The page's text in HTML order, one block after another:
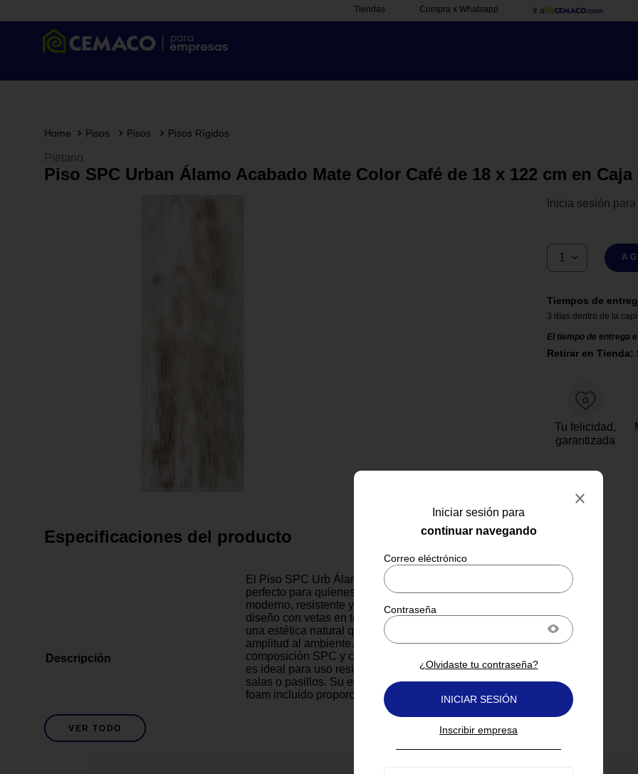
Tiendas Compra x Whatsapp Ir a
Iniciar sesión para
continuar navegando
¿Olvidaste tu contraseña?
INICIAR SESIÓN
Inscribir empresa
Pisos Pisos Pisos Rígidos
Pietano
Piso SPC Urban Álamo Acabado Mate Color Café de 18 x 122 cm en Caja
Inicia sesión
1
Tiempos de
3 días dentro de la
El tiempo de entrega
Retirar en Tienda:
Tu felicidad,
garantizada
Especificaciones del producto
Descripción
El Piso SPC Urb Álamo de 18 x 122 cm es
perfecto para quienes buscan un acabado
moderno, resistente y fácil de mantener. Su
diseño con vetas en tono álamo claro ofrece
una estética natural que aporta luminosidad y
amplitud al ambiente. Gracias a su
composición SPC y capa de uso de 0.3 mm,
es ideal para uso residencial en habitaciones,
salas o pasillos. Su espesor de 6.5 mm con
foam incluido proporciona confort al caminar
y ayuda con la aislación acústica.
¡Transforma tus espacios con estilo, calidez y
VER TODO